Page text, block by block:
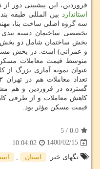
فروردین، این پیشبینی دور
استاندارد
سه گروه اصلی ساخت بنا،
تخصصی ساختمان دسته
بخش ساختمان شامل دو
و عمرانی) است. در بخش
متوسط قیمت معاملات
گسترده در فروردین و هم
کاهش معاملات و از طرفی
قیمت مسکن مؤثر بود.
0.0
/
5
1400/02/15
10:04:02
تگهای خبر:
استان ,